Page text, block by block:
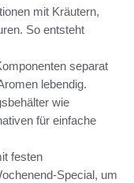
mit Kräutern,
So entsteht
separat
lebendig.
wie
für einfache
festen
Special, um